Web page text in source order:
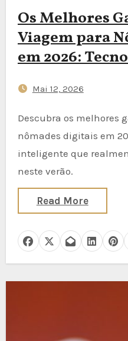
Os Melhores
Viagem para
em 2026:
Mai 12, 2026
Descubra os melhores gadgets leves para
nômades digitais em
inteligente que
neste verão.
Read More